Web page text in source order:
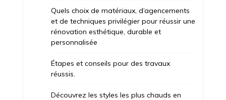
Quels choix de matériaux, d’agencements
et de techniques privilégier pour réussir une
rénovation esthétique, durable et
personnalisée
Étapes et conseils pour des travaux
réussis.
Découvrez les styles les plus chauds en